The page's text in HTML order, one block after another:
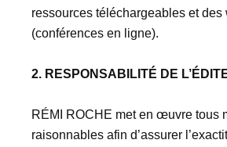
ressources téléchargeables et des
(conférences en ligne).
2. RESPONSABILITÉ DE
RÉMI ROCHE met en œuvre tous
raisonnables afin d’assurer